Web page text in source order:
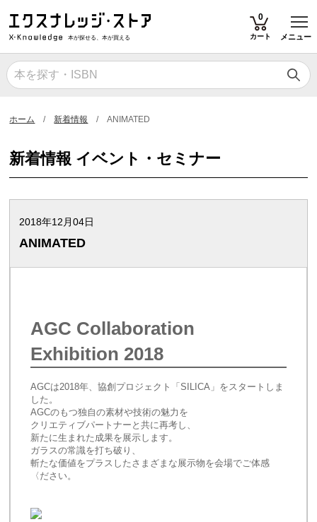
本が探せる、本が買える
0
カート メニュー
ホーム 新着情報 ANIMATED
新着情報 イベント・セミナー
2018年12月04日
ANIMATED
AGC Collaboration
Exhibition 2018
AGCは2018年、協創プロジェクト「SILICA」をスタートしま
した。
AGCのもつ独自の素材や技術の魅力を
クリエティブパートナーと共に再考し、
新たに生まれた成果を展示します。
ガラスの常識を打ち破り、
斬たな価値をプラスしたさまざまな展示物を会場でご体感
〈ださい。